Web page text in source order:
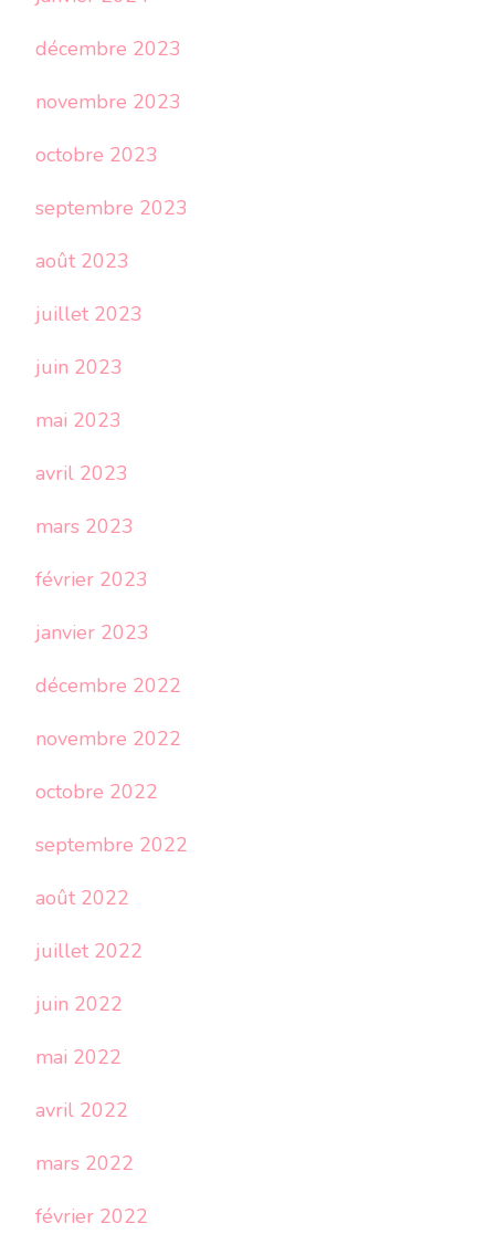
décembre 2023
novembre 2023
octobre 2023
septembre 2023
août 2023
juillet 2023
juin 2023
mai 2023
avril 2023
mars 2023
février 2023
janvier 2023
décembre 2022
novembre 2022
octobre 2022
septembre 2022
août 2022
juillet 2022
juin 2022
mai 2022
avril 2022
mars 2022
février 2022